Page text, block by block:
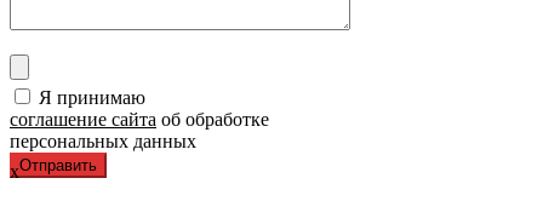
Я принимаю
соглашение сайта об обработке
персональных данных
x